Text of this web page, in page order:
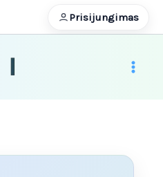
Prisijungimas